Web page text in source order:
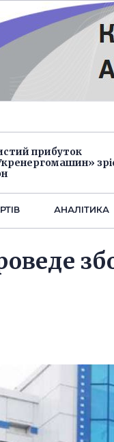
прибуток
АНАЛIТИКА